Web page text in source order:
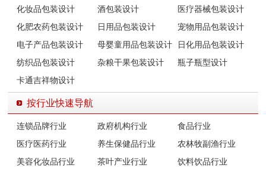
化妆品包装设计
酒包装设计
医疗器械包装设计
化肥农药包装设计
日用品包装设计
宠物用品包装设计
电子产品包装设计
母婴童用品包装设计
日化用品包装设计
纺织品包装设计
杂粮干果包装设计
瓶子瓶型设计
卡通吉祥物设计
按行业快速导航
连锁品牌行业 政府机构行业
食品行业
医疗医药行业
养生保健品行业
农林牧副渔行业
美容化妆品行业
茶叶产业行业
饮料饮品行业